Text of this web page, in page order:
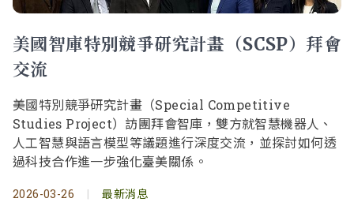
美國智庫特別競爭研究計畫（SCSP）拜會
交流
美國特別競爭研究計畫（Special Competitive
Studies Project）訪團拜會智庫，雙方就智慧機器人、
人工智慧與語言模型等議題進行深度交流，並探討如何透
過科技合作進一步強化臺美關係。
2026-03-26 | 最新消息